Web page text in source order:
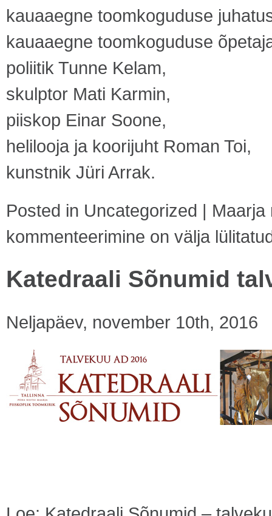
kauaaegne toomkoguduse
kauaaegne toomkoguduse
poliitik Tunne Kelam,
skulptor Mati Karmin,
piiskop Einar Soone,
helilooja ja koorijuht Roman Toi,
kunstnik Jüri Arrak.
Posted in Uncategorized | Maarja
kommenteerimine on välja
Katedraali Sõnumid
Neljapäev, november 10th, 2016